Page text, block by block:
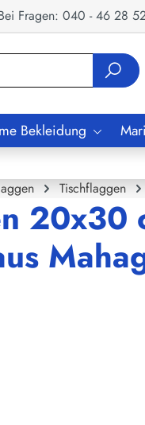
Fragen: 040 - 46 28
Bekleidung
Tischflaggen